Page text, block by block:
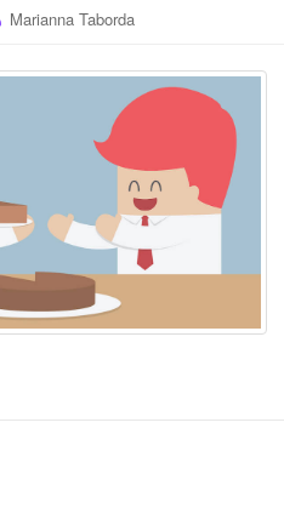
Marianna Taborda